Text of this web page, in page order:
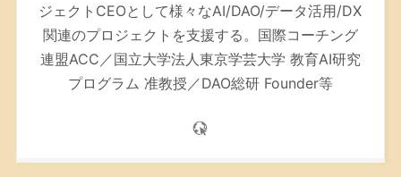
ジェクトCEOとして様々なAI/DAO/データ活用/DX
関連のプロジェクトを支援する。 国際コーチング
連盟ACC／国立大学法人東京学芸大学 教育AI研究
プログラム 准教授／DAO総研 Founder等